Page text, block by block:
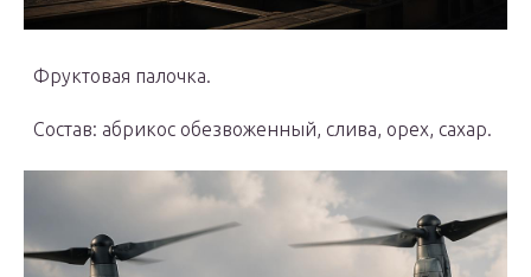
Фруктовая палочка.
Состав: абрикос обезвоженный, слива, орех, сахар.